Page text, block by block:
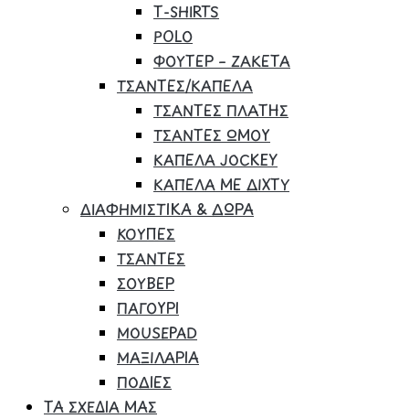
Τ-SHIRTS
POLO
ΦΟΥΤΕΡ – ΖΑΚΕΤΑ
ΤΣΑΝΤΕΣ/ΚΑΠΕΛΑ
ΤΣΑΝΤΕΣ ΠΛΑΤΗΣ
ΤΣΑΝΤΕΣ ΩΜΟΥ
ΚΑΠΕΛΑ JOCKEY
ΚΑΠΕΛΑ ΜΕ ΔΙΧΤΥ
ΔΙΑΦΗΜΙΣΤΙΚΑ & ΔΩΡΑ
ΚΟΥΠΕΣ
ΤΣΑΝΤΕΣ
ΣΟΥΒΕΡ
ΠΑΓΟΥΡΙ
MOUSEPAD
ΜΑΞΙΛΑΡΙΑ
ΠΟΔΙΕΣ
ΤΑ ΣΧΕΔΙΑ ΜΑΣ